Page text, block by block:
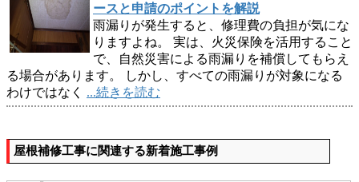
ースと申請のポイントを解説
雨漏りが発生すると、修理費の負担が気にな
りますよね。 実は、火災保険を活用すること
で、自然災害による雨漏りを補償してもらえ
る場合があります。 しかし、すべての雨漏りが対象になる
わけではなく ...続きを読む
屋根補修工事に関連する新着施工事例